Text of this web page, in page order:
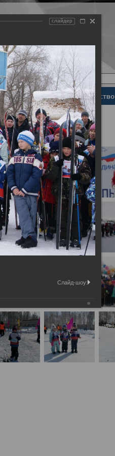
Законодательство
слайдер
Слайд-шоу: